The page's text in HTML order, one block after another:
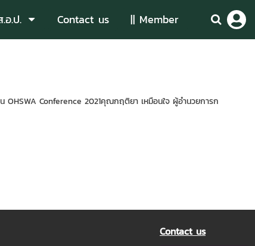
อ.ป. Contact us || Member
OHSWA Conference 2021คุณกฤติยา เหมือนใจ ผู้อำนวยการก
Contact us